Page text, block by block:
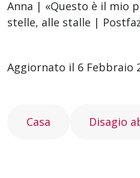
Anna | «Questo è il mio
stelle, alle stalle |
Aggiornato il 6 Febbraio
Casa Disagio